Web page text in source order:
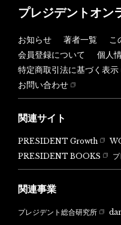
プレジデントオン
お知らせ 著者一覧
こ
会員登録について
個人
特定商取引法に基づく表示
お問い合わせ
関連サイト
PRESIDENT Growth
PRESIDENT BOOKS
関連事業
プレジデント総合研究所